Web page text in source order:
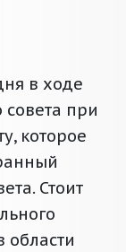
в ходе
совета при
которое
Стоит